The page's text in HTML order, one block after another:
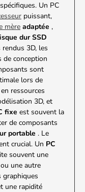
Un PC
puissant,
mère adaptée ,
dur SSD
3D, les
de conception
sont
lors de
ressources
3D, et
fixe est souvent la
de composants
portable . Le
crucial. Un PC
souvent une
une autre
graphiques
une rapidité